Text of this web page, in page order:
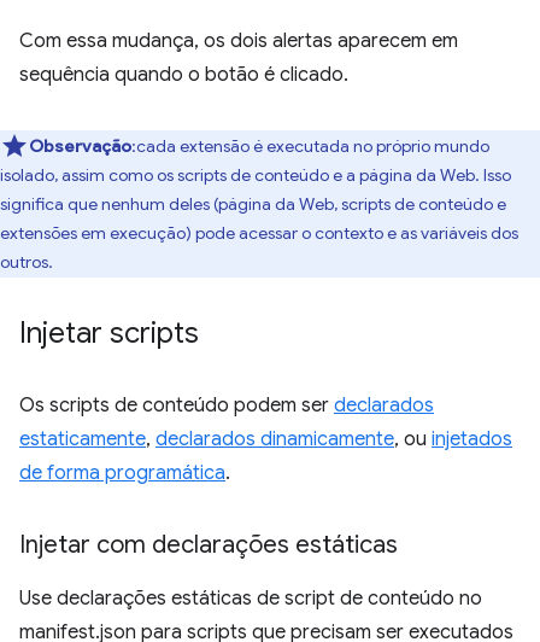
Com essa mudança, os dois alertas aparecem em
sequência quando o botão é clicado.
Observação:cada extensão é executada no próprio mundo
isolado, assim como os scripts de conteúdo e a página da Web. Isso
significa que nenhum deles (página da Web, scripts de conteúdo e
extensões em execução) pode acessar o contexto e as variáveis dos
outros.
Injetar scripts
Os scripts de conteúdo podem ser declarados
estaticamente, declarados dinamicamente, ou injetados
de forma programática.
Injetar com declarações estáticas
Use declarações estáticas de script de conteúdo no
manifest.json para scripts que precisam ser executados